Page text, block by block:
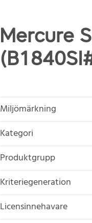
Mercure
Miljömärkning
Kategori
Produktgrupp
Kriteriegeneration
Licensinnehavare